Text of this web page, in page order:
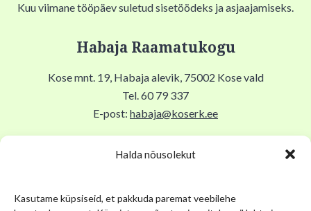
Halda nõusolekut
Kasutame küpsiseid, et pakkuda paremat veebilehe
Kuu viimane tööpäev suletud sisetöödeks ja asjaajamiseks.
Habaja Raamatukogu
Kose mnt. 19, Habaja alevik, 75002 Kose vald
Tel. 60 79 337
E-post: habaja@koserk.ee
Raamatukogu avatud N,R 9-17, T 11-19, Lõuna 12-12.30,
Kuu viimane tööpäev suletud sisetöödeks ja asjaajamiseks.